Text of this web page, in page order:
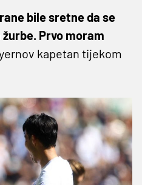
bile sretne da se
Prvo moram
kapetan tijekom